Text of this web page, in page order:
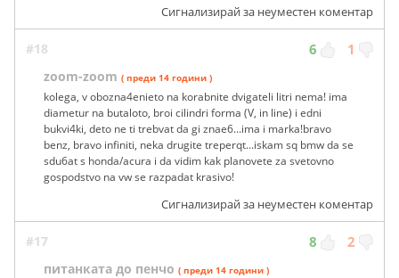
Сигнализирай за неуместен коментар
#18 6 1
zoom-zoom ( преди 14 години )
kolega, v obozna4enieto na korabnite dvigateli litri nema! ima
diametur na butaloto, broi cilindri forma (V, in line) i edni
bukvi4ki, deto ne ti trebvat da gi znae6...ima i marka!bravo
benz, bravo infiniti, neka drugite treperqt...iskam sq bmw da se
sdu6at s honda/acura i da vidim kak planovete za svetovno
gospodstvo na vw se razpadat krasivo!
Сигнализирай за неуместен коментар
#17 8 2
питанката до пенчо ( преди 14 години )